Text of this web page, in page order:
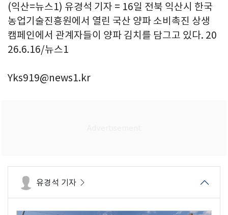
(익산=뉴스1) 유경석 기자 = 16일 전북 익산시 한국
농업기술진흥원에서 열린 국산 양파 소비촉진 상생
캠페인에서 관계자들이 양파 김치를 담그고 있다. 20
26.6.16/뉴스1
Yks919@news1.kr
유경석 기자